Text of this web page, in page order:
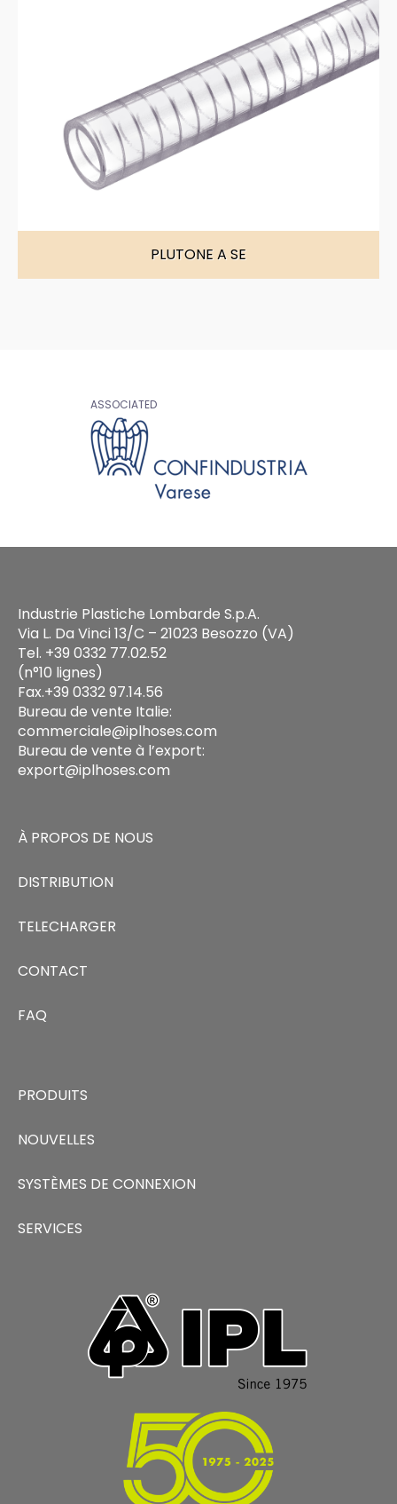
PLUTONE A SE
ASSOCIATED
Industrie Plastiche Lombarde S.p.A.
Via L. Da Vinci 13/C – 21023 Besozzo (VA)
Tel. +39 0332 77.02.52
(n°10 lignes)
Fax.+39 0332 97.14.56
Bureau de vente Italie:
commerciale@iplhoses.com
Bureau de vente à l’export:
export@iplhoses.com
À PROPOS DE NOUS
DISTRIBUTION
TELECHARGER
CONTACT
FAQ
PRODUITS
NOUVELLES
SYSTÈMES DE CONNEXION
SERVICES